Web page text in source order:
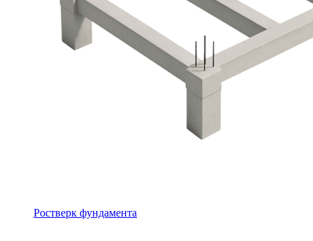
Ростверк фундамента